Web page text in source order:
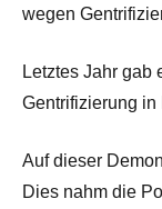
wegen
Letztes Jahr gab
Gentrifizierung in
Auf dieser
Dies nahm die